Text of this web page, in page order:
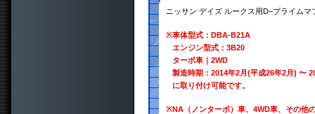
ニッサン デイズ ルークス用D−プライム
※車体型式：DBA-B21A
エンジン型式：3B20
ターボ車｜2WD
製造時期：2014年2月(平成26年2月) 〜
に取り付け可能です。
※NA（ノンターボ）車、4WD車、その他